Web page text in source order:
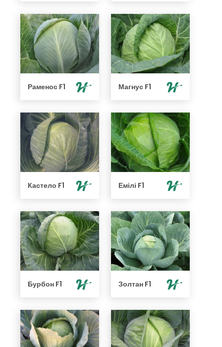
Раменос F1 Магнус F1
Кастело F1 Емілі F1
Бурбон F1 Золтан F1